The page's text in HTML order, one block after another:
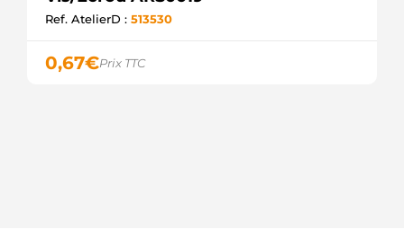
Ref. AtelierD : 513530
0,67€Prix TTC